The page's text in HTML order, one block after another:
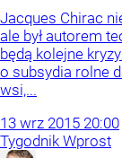
Jacques Chirac
ale był autorem
będą kolejne
o subsydia rolne
wsi,...
13 wrz 2015 20:00
Tygodnik Wprost